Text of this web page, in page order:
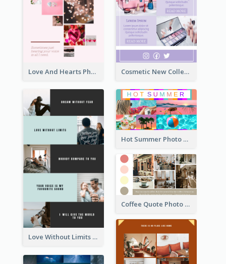
Love And Hearts Photo Collage Cosmetic New Collection Photo Collage
Love Without Limits Photo Collage
Hot Summer Photo Collage
Coffee Quote Photo Collage